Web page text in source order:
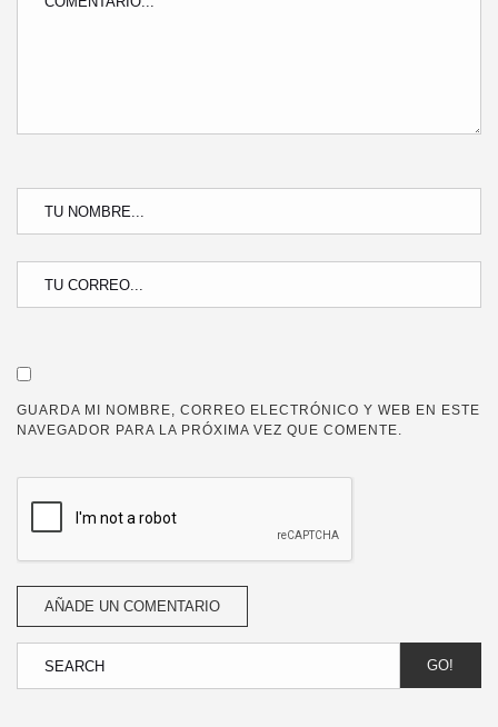
GUARDA MI NOMBRE, CORREO ELECTRÓNICO Y WEB EN ESTE
NAVEGADOR PARA LA PRÓXIMA VEZ QUE COMENTE.
GO!